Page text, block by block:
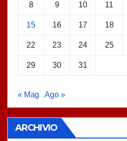
8 9 10 11
15 16 17 18
22 23 24 25
29 30 31
« Mag Ago »
ARCHIVIO